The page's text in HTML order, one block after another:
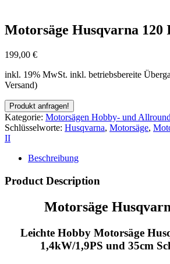
Motorsäge Husqvarna 120
199,00 €
inkl. 19% MwSt. inkl. betriebsbereite
Versand)
Kategorie: Motorsägen Hobby- und
Schlüsselworte: Husqvarna, Motorsäge,
II
Beschreibung
Product Description
Motorsäge
Leichte Hobby Motorsäge
1,4kW/1,9PS und 35cm